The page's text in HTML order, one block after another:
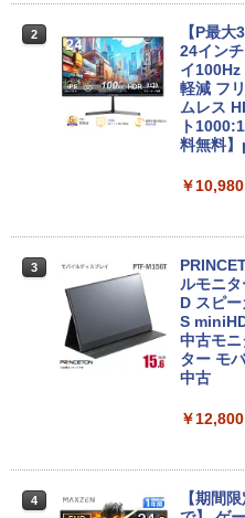
【初心者
ソコン
or Core2
ノート
NEC
GB
th
ノート
Win11 オ
￥8,980
4
中古ノ
中古パ
スクト
リーズ
DVD-
【中古
ント】
hp
3GHz
2/アナロ
s11 Pro
e i5-
2
【P最
24イン
イ100Hz
軽減 フ
ムレス
ト
料無料】
￥10,980
3
ルモニ
D スピ
S
中古モ
ター モ
中古
￥12,800
4
【期間